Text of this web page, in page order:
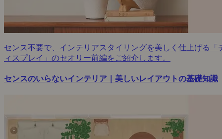
センス不要で、インテリアスタイリングを美しく仕上げる「
ィスプレイ」のセオリー前編をご紹介します。
センスのいらないインテリア｜美しいレイアウトの基礎知識